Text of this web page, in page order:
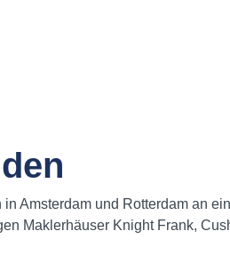
Amsterdam und Rotterdam an
Maklerhäuser Knight Frank,